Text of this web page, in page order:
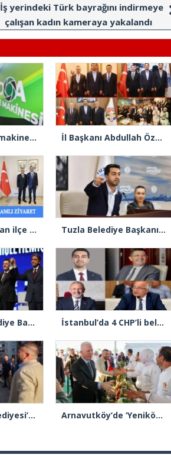
İş yerindeki Türk bayrağını indirmeye
çalışan kadın kameraya yakalandı
Beykoz’da DOA makineleri yaygınlaşıyor İl Başkanı Abdullah Özdemir: “AK Parti’nin kapısı milletine hizmet etmek isteyen herkese açıktır”
AK Parti’ye katılan ilçe belediye başkanlarından İl Başkanı Özdemir’e ziyaret Tuzla Belediye Başkanı Eren Ali Bingöl’den İBB’ye tepki
Çekmeköy Belediye Başkanı Orhan Çerkez AK Parti’ye katıldı İstanbul’da 4 CHP’li belediye başkanı AK Parti’ye katılıyor
Arnavutköy Belediyesi’nden Kastamonu Cide’ye kardeşlik eli Arnavutköy’de ‘Yeniköy Karpuz Festivali’ lezzet ve coşkuya sahne oldu